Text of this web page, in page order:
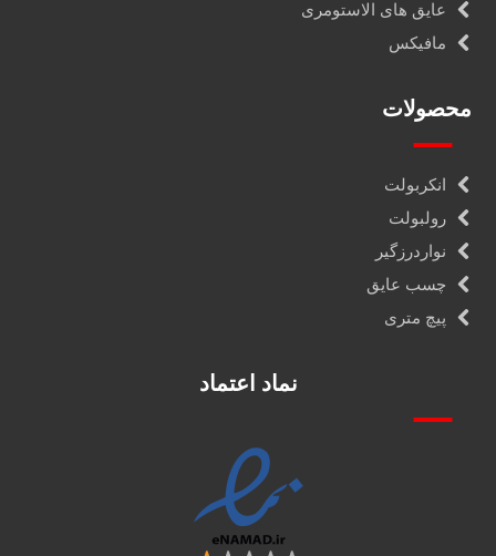
عایق های الاستومری
مافیکس
محصولات
انکربولت
رولبولت
نواردرزگیر
چسب عایق
پیچ متری
نماد اعتماد